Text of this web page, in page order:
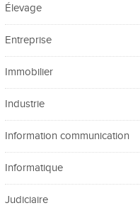
Élevage
Entreprise
Immobilier
Industrie
Information communication
Informatique
Judiciaire